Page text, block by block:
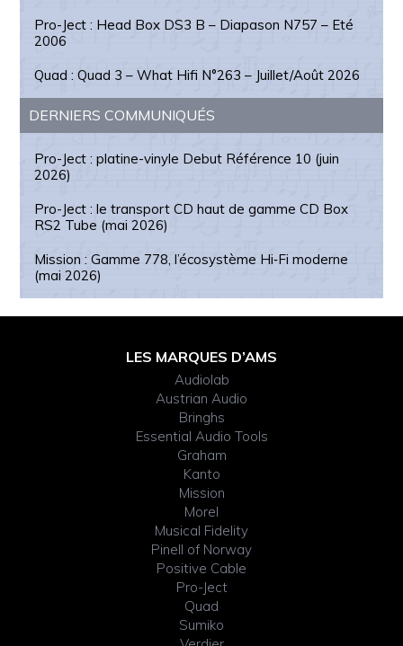
Pro-Ject : Head Box DS3 B – Diapason N757 – Eté
2006
Quad : Quad 3 – What Hifi N°263 – Juillet/Août 2026
DERNIERS COMMUNIQUÉS
Pro-Ject : platine-vinyle Debut Référence 10 (juin
2026)
Pro-Ject : le transport CD haut de gamme CD Box
RS2 Tube (mai 2026)
Mission : Gamme 778, l’écosystème Hi‑Fi moderne
(mai 2026)
LES MARQUES D’AMS
Audiolab
Austrian Audio
Bringhs
Essential Audio Tools
Graham
Kanto
Mission
Morel
Musical Fidelity
Pinell of Norway
Positive Cable
Pro-Ject
Quad
Sumiko